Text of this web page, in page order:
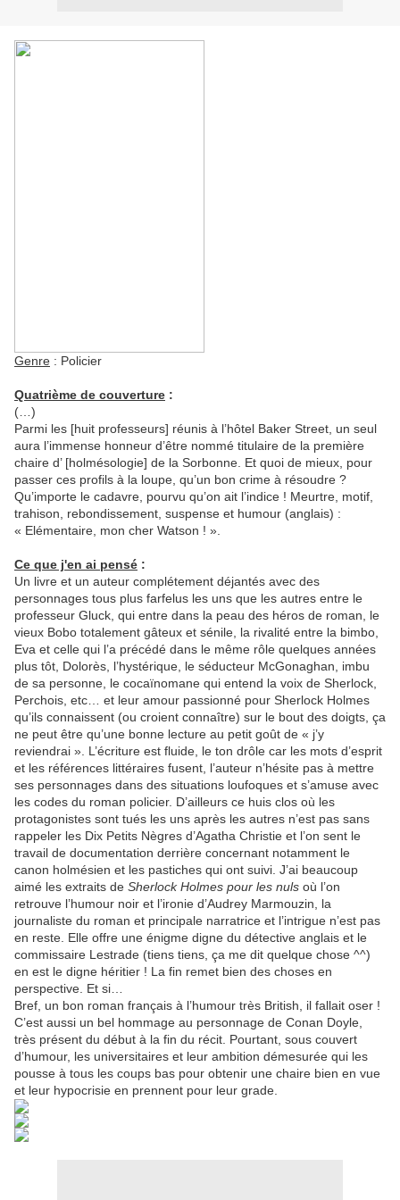
Genre : Policier
Quatrième de couverture :
(…)
Parmi les [huit professeurs] réunis à l’hôtel Baker Street, un seul
aura l’immense honneur d’être nommé titulaire de la première
chaire d’ [holmésologie] de la Sorbonne. Et quoi de mieux, pour
passer ces profils à la loupe, qu’un bon crime à résoudre ?
Qu’importe le cadavre, pourvu qu’on ait l’indice ! Meurtre, motif,
trahison, rebondissement, suspense et humour (anglais) :
« Elémentaire, mon cher Watson ! ».
Ce que j'en ai pensé :
Un livre et un auteur complétement déjantés avec des
personnages tous plus farfelus les uns que les autres entre le
professeur Gluck, qui entre dans la peau des héros de roman, le
vieux Bobo totalement gâteux et sénile, la rivalité entre la bimbo,
Eva et celle qui l’a précédé dans le même rôle quelques années
plus tôt, Dolorès, l’hystérique, le séducteur McGonaghan, imbu
de sa personne, le cocaïnomane qui entend la voix de Sherlock,
Perchois, etc… et leur amour passionné pour Sherlock Holmes
qu’ils connaissent (ou croient connaître) sur le bout des doigts, ça
ne peut être qu’une bonne lecture au petit goût de « j’y
reviendrai ». L’écriture est fluide, le ton drôle car les mots d’esprit
et les références littéraires fusent, l’auteur n’hésite pas à mettre
ses personnages dans des situations loufoques et s’amuse avec
les codes du roman policier. D’ailleurs ce huis clos où les
protagonistes sont tués les uns après les autres n’est pas sans
rappeler les Dix Petits Nègres d’Agatha Christie et l’on sent le
travail de documentation derrière concernant notamment le
canon holmésien et les pastiches qui ont suivi. J’ai beaucoup
aimé les extraits de Sherlock Holmes pour les nuls où l’on
retrouve l’humour noir et l’ironie d’Audrey Marmouzin, la
journaliste du roman et principale narratrice et l’intrigue n’est pas
en reste. Elle offre une énigme digne du détective anglais et le
commissaire Lestrade (tiens tiens, ça me dit quelque chose ^^)
en est le digne héritier ! La fin remet bien des choses en
perspective. Et si…
Bref, un bon roman français à l’humour très British, il fallait oser !
C’est aussi un bel hommage au personnage de Conan Doyle,
très présent du début à la fin du récit. Pourtant, sous couvert
d’humour, les universitaires et leur ambition démesurée qui les
pousse à tous les coups bas pour obtenir une chaire bien en vue
et leur hypocrisie en prennent pour leur grade.